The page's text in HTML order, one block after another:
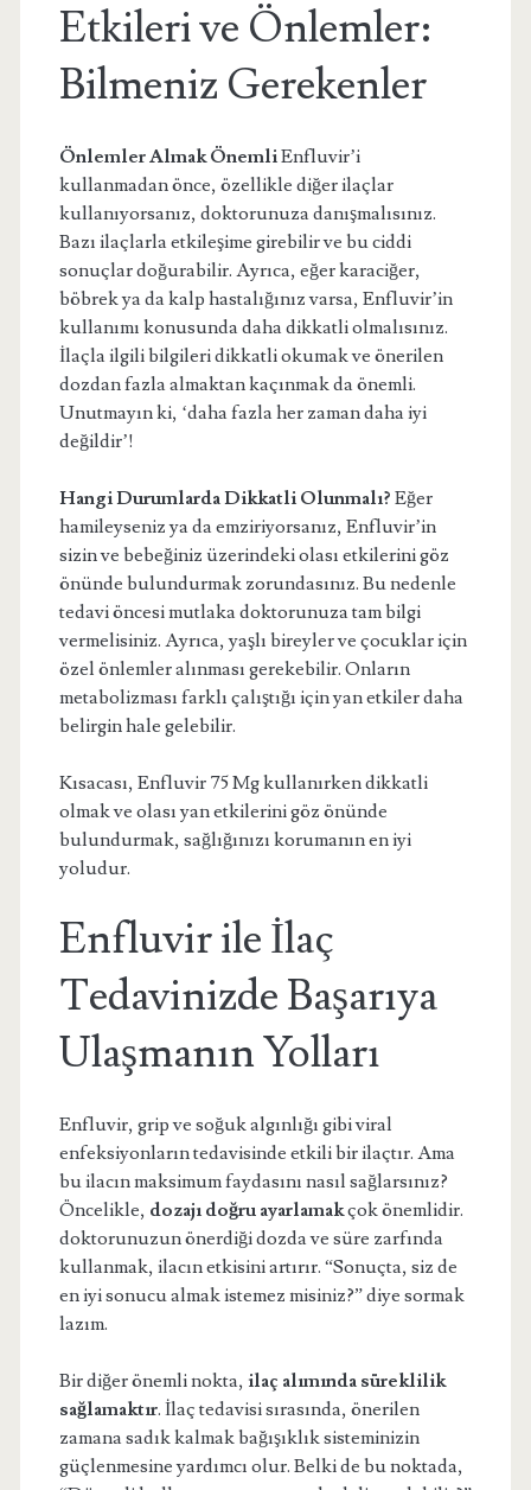
Etkileri ve Önlemler:
Bilmeniz Gerekenler
Önlemler Almak ÖnemliEnfluvir’i
kullanmadan önce, özellikle diğer ilaçlar
kullanıyorsanız, doktorunuza danışmalısınız.
Bazı ilaçlarla etkileşime girebilir ve bu ciddi
sonuçlar doğurabilir. Ayrıca, eğer karaciğer,
böbrek ya da kalp hastalığınız varsa, Enfluvir’in
kullanımı konusunda daha dikkatli olmalısınız.
İlaçla ilgili bilgileri dikkatli okumak ve önerilen
dozdan fazla almaktan kaçınmak da önemli.
Unutmayın ki, ‘daha fazla her zaman daha iyi
değildir’!
Hangi Durumlarda Dikkatli Olunmalı? Eğer
hamileyseniz ya da emziriyorsanız, Enfluvir’in
sizin ve bebeğiniz üzerindeki olası etkilerini göz
önünde bulundurmak zorundasınız. Bu nedenle
tedavi öncesi mutlaka doktorunuza tam bilgi
vermelisiniz. Ayrıca, yaşlı bireyler ve çocuklar için
özel önlemler alınması gerekebilir. Onların
metabolizması farklı çalıştığı için yan etkiler daha
belirgin hale gelebilir.
Kısacası, Enfluvir 75 Mg kullanırken dikkatli
olmak ve olası yan etkilerini göz önünde
bulundurmak, sağlığınızı korumanın en iyi
yoludur.
Enfluvir ile İlaç
Tedavinizde Başarıya
Ulaşmanın Yolları
Enfluvir, grip ve soğuk algınlığı gibi viral
enfeksiyonların tedavisinde etkili bir ilaçtır. Ama
bu ilacın maksimum faydasını nasıl sağlarsınız?
Öncelikle, dozajı doğru ayarlamakçok önemlidir.
doktorunuzun önerdiği dozda ve süre zarfında
kullanmak, ilacın etkisini artırır. “Sonuçta, siz de
en iyi sonucu almak istemez misiniz?” diye sormak
lazım.
Bir diğer önemli nokta, ilaç alımında süreklilik
sağlamaktır. İlaç tedavisi sırasında, önerilen
zamana sadık kalmak bağışıklık sisteminizin
güçlenmesine yardımcı olur. Belki de bu noktada,